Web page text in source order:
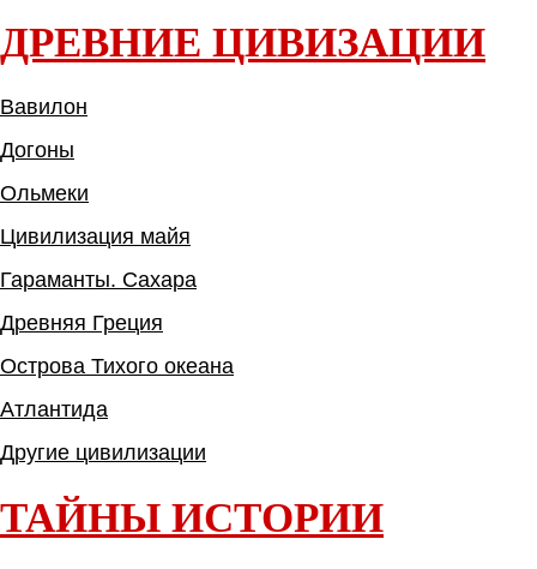
ДРЕВНИЕ ЦИВИЗАЦИИ
Вавилон
Догоны
Ольмеки
Цивилизация майя
Гараманты. Сахара
Древняя Греция
Острова Тихого океана
Атлантида
Другие цивилизации
ТАЙНЫ ИСТОРИИ